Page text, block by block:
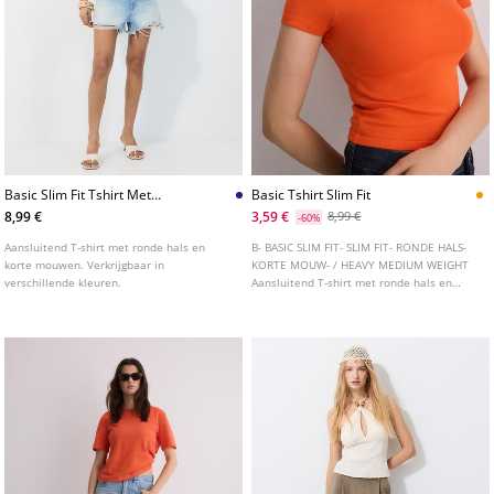
Basic Slim Fit Tshirt Met
Strepen
8,99 €
Aansluitend T-shirt met ronde hals en
korte mouwen. Verkrijgbaar in
verschillende kleuren.
Basic Tshirt Slim Fit
3,59 €
-60% 8,99 €
B- BASIC SLIM FIT- SLIM FIT- RONDE HALS-
KORTE MOUW- / HEAVY MEDIUM WEIGHT
Aansluitend T-shirt met ronde hals en